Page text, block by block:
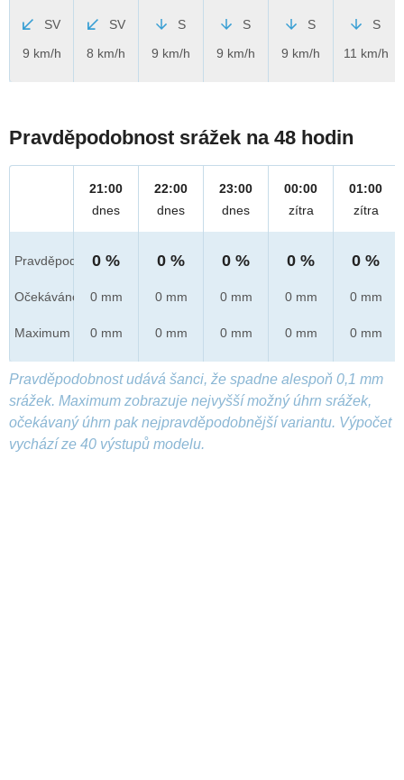
SV
9 km/h
SV
8 km/h
S
9 km/h
S
9 km/h
S
9 km/h
S
11 km/h
Pravděpodobnost srážek na 48 hodin
Pravděpod.
Očekáváno
Maximum
21:00
dnes
0 %
0 mm
0 mm
22:00
dnes
0 %
0 mm
0 mm
23:00
dnes
0 %
0 mm
0 mm
00:00
zítra
0 %
0 mm
0 mm
01:00
zítra
0 %
0 mm
0 mm
Pravděpodobnost udává šanci, že spadne alespoň 0,1 mm
srážek. Maximum zobrazuje nejvyšší možný úhrn srážek,
očekávaný úhrn pak nejpravděpodobnější variantu. Výpočet
vychází ze 40 výstupů modelu.